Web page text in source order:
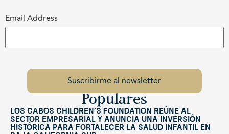
Email Address
Populares
Los Cabos Children’s Foundation reúne al
sector empresarial y anuncia una inversión
histórica para fortalecer la salud infantil en